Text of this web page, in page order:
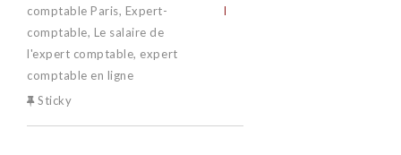
comptable Paris, Expert-
comptable, Le salaire de
l'expert comptable, expert
comptable en ligne
Sticky